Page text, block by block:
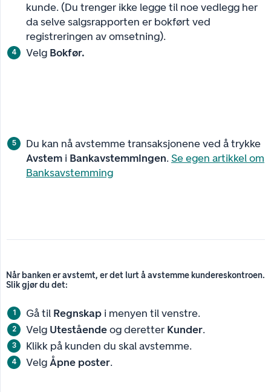
kunde. (Du trenger ikke legge til noe vedlegg her
da selve salgsrapporten er bokført ved
registreringen av omsetning).
Velg Bokfør.
Du kan nå avstemme transaksjonene ved å trykke
Avstem i Bankavstemmingen. Se egen artikkel om
Banksavstemming
Når banken er avstemt, er det lurt å avstemme kundereskontroen.
Slik gjør du det:
Gå til Regnskap i menyen til venstre.
Velg Uteståendeog deretter Kunder.
Klikk på kunden du skal avstemme.
VelgÅpne poster.